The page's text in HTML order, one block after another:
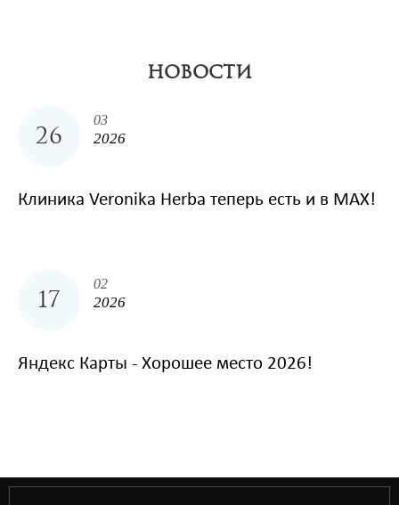
НОВОСТИ
26
03
2026
Клиника Veronika Herba теперь есть и в MAX!
17
02
2026
Яндекс Карты - Хорошее место 2026!